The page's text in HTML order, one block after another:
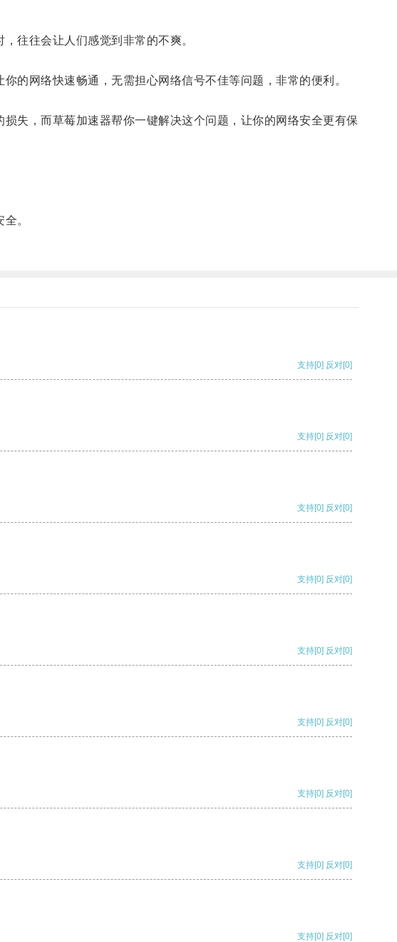
往往会让人们感觉到非常的不爽。
网络快速畅通，无需担心网络信号不佳等问题，非常的便利。
，而草莓加速器帮你一键解决这个问题，让你的网络安全更有保
。
支持[0] 反对[0]
支持[0] 反对[0]
支持[0] 反对[0]
支持[0] 反对[0]
支持[0] 反对[0]
支持[0] 反对[0]
支持[0] 反对[0]
支持[0] 反对[0]
支持[0] 反对[0]